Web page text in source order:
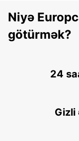
BUDAPEST
BUDAPEST
BUDAPEST -
Niyə
götürmək?
24
Gizli